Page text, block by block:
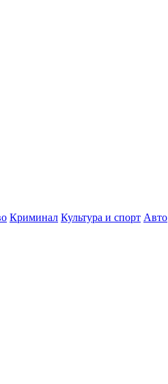
Криминал Культура и спорт Авто